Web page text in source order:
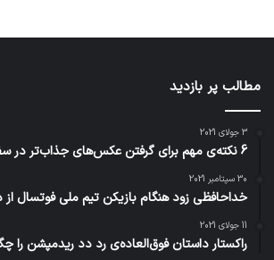
مطالب پر بازدید
3 جولای 2021
6 نکته‌ی مهم برای گرفتن عکس‌های جذاب‌تر در سفر
30 سپتامبر 2021
خداحافظی زود هنگام بازیکن تیم ملی فوتسال از
11 جولای 2021
راکستار داستان فوق‌العاده‌ی رد دد ریدمپشن را